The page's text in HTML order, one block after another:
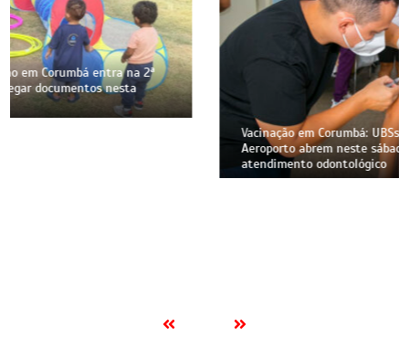
Vacinação em Corumbá: UBSs dos bairros Guatós e
Aeroporto abrem neste sábado com imunização e